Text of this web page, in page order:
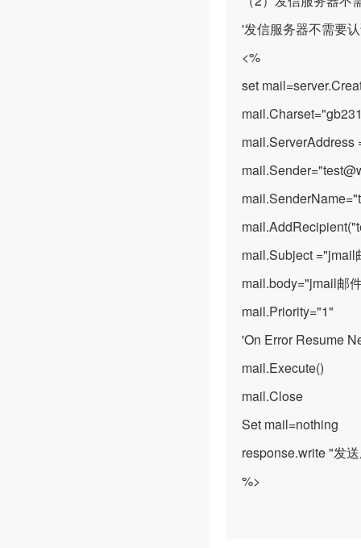
'发信服务器不需要
<%
set
mail.ServerAddress
mail.Subject ="jmail
mail.body="jmail邮
mail.Priority="1"
'On Error Resume
mail.Execute()
mail.Close
Set mail=nothing
response.write "发
%>